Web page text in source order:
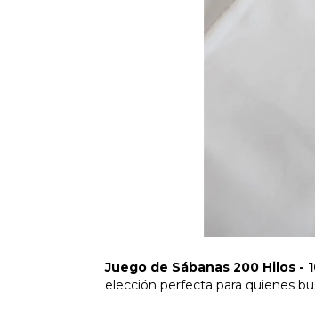
Juego de Sábanas 200 Hilos -
elección perfecta para quienes